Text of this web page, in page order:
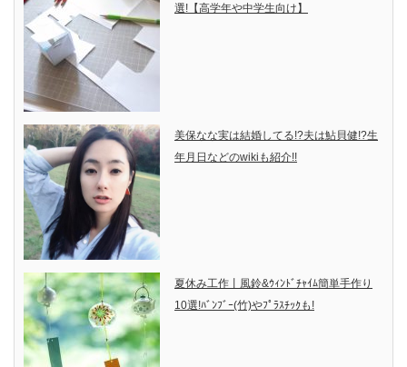
選!【高学年や中学生向け】
美保なな実は結婚してる!?夫は鮎貝健!?生
年月日などのwikiも紹介!!
夏休み工作丨風鈴&ｳｨﾝﾄﾞﾁｬｲﾑ簡単手作り
10選!ﾊﾞﾝﾌﾞｰ(竹)やﾌﾟﾗｽﾁｯｸも!